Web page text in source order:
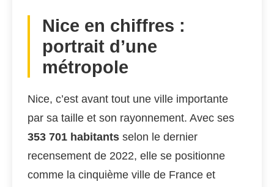
Nice en chiffres :
portrait d’une
métropole
Nice, c’est avant tout une ville importante
par sa taille et son rayonnement. Avec ses
353 701 habitants selon le dernier
recensement de 2022, elle se positionne
comme la cinquième ville de France et